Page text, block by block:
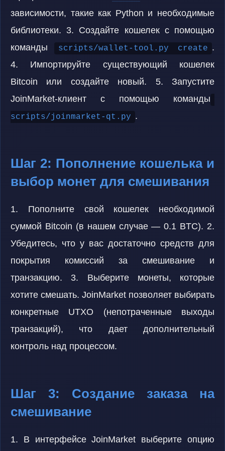
зависимости, такие как Python и необходимые
библиотеки. 3. Создайте кошелек с помощью
команды
scripts/wallet-tool.py create .
4. Импортируйте существующий кошелек
Bitcoin или создайте новый. 5. Запустите
JoinMarket-клиент с помощью команды
scripts/joinmarket-qt.py .
Шаг 2: Пополнение кошелька и
выбор монет для смешивания
1. Пополните свой кошелек необходимой
суммой Bitcoin (в нашем случае — 0.1 BTC). 2.
Убедитесь, что у вас достаточно средств для
покрытия комиссий за смешивание и
транзакцию. 3. Выберите монеты, которые
хотите смешать. JoinMarket позволяет выбирать
конкретные UTXO (непотраченные выходы
транзакций), что дает дополнительный
контроль над процессом.
Шаг 3: Создание заказа на
смешивание
1. В интерфейсе JoinMarket выберите опцию